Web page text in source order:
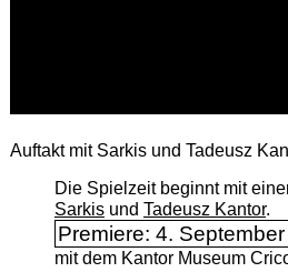
Auftakt mit Sarkis und Tadeusz
Die Spielzeit beginnt mit
Sarkisund Tadeusz Kantor.
Premiere: 4.
mit dem Kantor Museum